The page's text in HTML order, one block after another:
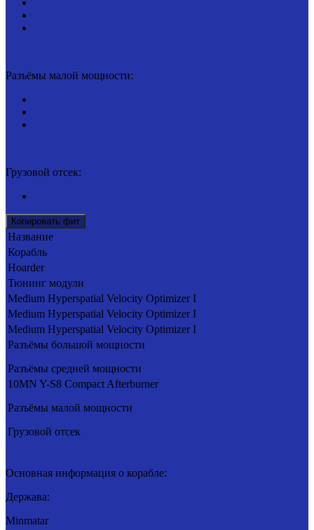
Разъёмы малой мощности:
Грузовой отсек:
Копировать фит
Название
Корабль
Hoarder
Тюнинг модули
Medium Hyperspatial Velocity Optimizer I
Medium Hyperspatial Velocity Optimizer I
Medium Hyperspatial Velocity Optimizer I
Разъёмы большой мощности
Разъёмы средней мощности
10MN Y-S8 Compact Afterburner
Разъёмы малой мощности
Грузовой отсек
Основная информация о корабле:
Держава:
Minmatar